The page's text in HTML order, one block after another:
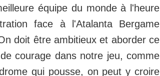
équipe du monde à l'heure
face à l'Atalanta Bergame
doit être ambitieux et aborder ce
courage dans notre jeu, comme
qui pousse, on peut y croire